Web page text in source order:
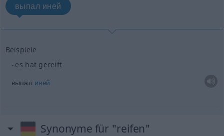
выпал иней
Beispiele
es hat gereift
выпал иней
Synonyme für "reifen"